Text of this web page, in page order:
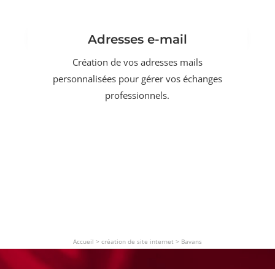
Adresses e-mail
Création de vos adresses mails
personnalisées pour gérer vos échanges
professionnels.
Accueil > création de site internet > Bavans